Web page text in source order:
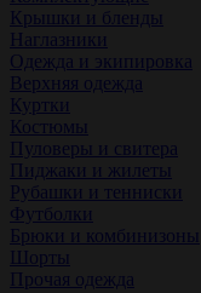
Крышки и бленды
Наглазники
Одежда и экипировка
Верхняя одежда
Куртки
Костюмы
Пуловеры и свитера
Пиджаки и жилеты
Рубашки и тенниски
Футболки
Брюки и комбинизоны
Шорты
Прочая одежда